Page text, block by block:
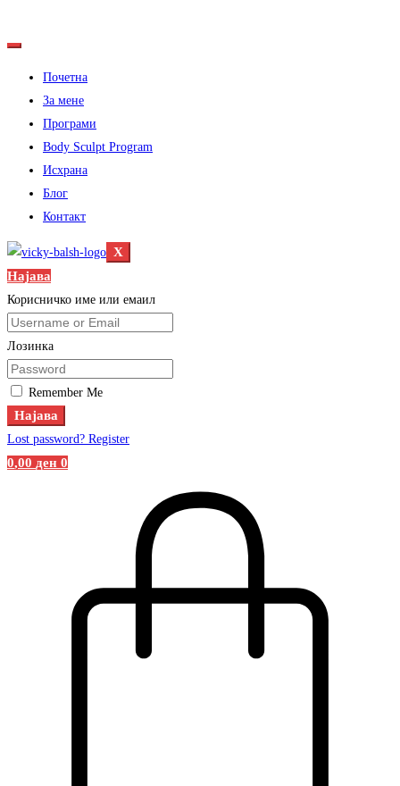
Почетна
За мене
Програми
Body Sculpt Program
Исхрана
Блог
Контакт
X
Најава
Корисничко име или емаил
Лозинка
Remember Me
Најава
Lost password? Register
0,00 ден 0